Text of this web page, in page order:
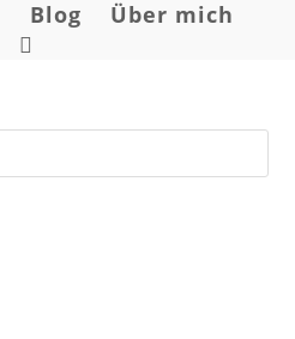
Blog Über mich
Website-